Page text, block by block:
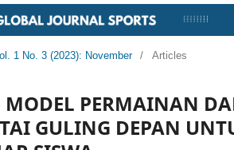
1 No. 3 (2023): November / Articles
MODEL PERMAINAN
GULING DEPAN